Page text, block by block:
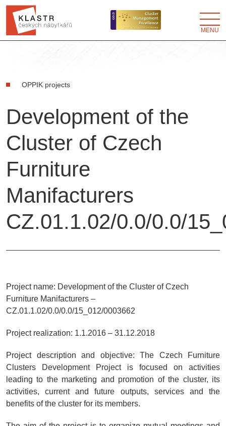
MENU
OPPIK projects
Development of the
Cluster of Czech
Furniture
Manifacturers
CZ.01.1.02/0.0/0.0/
Project name: Development of the Cluster of Czech
Furniture Manifacturers –
CZ.01.1.02/0.0/0.0/15_012/0003662
Project realization: 1.1.2016 – 31.12.2018
Project description and objective: The Czech Furniture
Clusters Development Project is focused on activities
leading to the marketing and promotion of the cluster, its
activities, current and future outputs, services and the
benefits of the cluster for its members.